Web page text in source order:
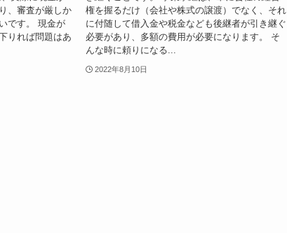
、審査が厳しか
です。 現金が
りれば問題はあ
権を握るだけ（会社や株式の譲渡）でなく、それ
に付随して借入金や税金なども後継者が引き継ぐ
必要があり、多額の費用が必要になります。 そ
んな時に頼りになる...
2022年8月10日